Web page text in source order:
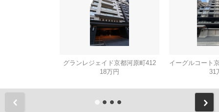
グランレジェイド京都河原町412
18万円
31